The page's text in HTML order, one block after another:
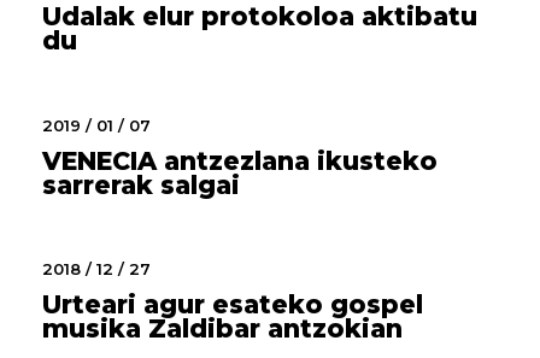
Udalak elur protokoloa aktibatu
du
2019 / 01 / 07
VENECIA antzezlana ikusteko
sarrerak salgai
2018 / 12 / 27
Urteari agur esateko gospel
musika Zaldibar antzokian